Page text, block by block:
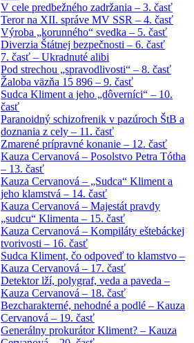
V cele predbežného zadržania – 3. časť
Teror na XII. správe MV SSR – 4. časť
Výroba „korunného“ svedka – 5. časť
Diverzia Štátnej bezpečnosti – 6. časť
7. časť – Ukradnuté alibi
Pod strechou „spravodlivosti“ – 8. časť
Žaloba väzňa 15 896 – 9. časť
Sudca Kliment a jeho „dôverníci“ – 10.
časť
Paranoidný schizofrenik v pazúroch ŠtB a
doznania z cely – 11. časť
Zmarené prípravné konanie – 12. časť
Kauza Cervanová – Posolstvo Petra Tótha
– 13. časť
Kauza Cervanová – „Sudca“ Kliment a
jeho klamstvá – 14. časť
Kauza Cervanová – Majestát pravdy
„sudcu“ Klimenta – 15. časť
Kauza Cervanová – Kompiláty eštebáckej
tvorivosti – 16. časť
Sudca Kliment, čo odpoveď to klamstvo –
Kauza Cervanová – 17. časť
Detektor lží, polygraf, veda a paveda –
Kauza Cervanová – 18. časť
Bezcharakterné, nehodné a podlé – Kauza
Cervanová – 19. časť
Generálny prokurátor Kliment? – Kauza